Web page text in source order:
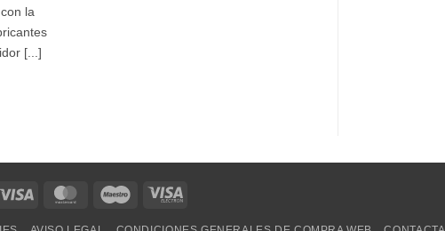
la
[...]
Visa MasterCardMaestro Visa